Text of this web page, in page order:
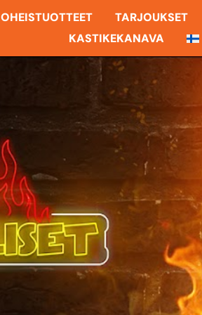
OHEISTUOTTEET
TARJOUKSET
KASTIKEKANAVA